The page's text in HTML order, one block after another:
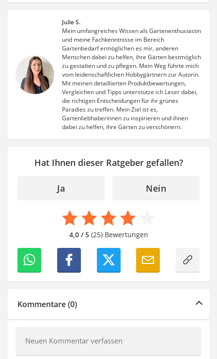
Julie S.
Mein umfangreiches Wissen als Gartenenthusiastin
und meine Fachkenntnisse im Bereich
Gartenbedarf ermöglichen es mir, anderen
Menschen dabei zu helfen, ihre Gärten bestmöglich
zu gestalten und zu pflegen. Mein Weg führte mich
vom leidenschaftlichen Hobbygärtnern zur Autorin.
Mit meinen detaillierten Produktbewertungen,
Vergleichen und Tipps unterstütze ich Leser dabei,
die richtigen Entscheidungen für ihr grünes
Paradies zu treffen. Mein Ziel ist es,
Gartenliebhaberinnen zu inspirieren und ihnen
dabei zu helfen, ihre Gärten zu verschönern.
Hat Ihnen dieser Ratgeber gefallen?
Ja Nein
4,0 / 5(25) Bewertungen
Kommentare (0)
Neuen Kommentar verfassen